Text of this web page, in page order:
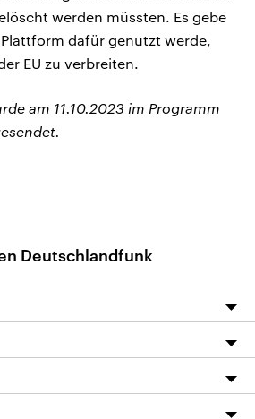
werden müssten. Es gebe
dafür genutzt werde,
EU zu verbreiten.
am 11.10.2023 im Programm
Deutschlandfunk